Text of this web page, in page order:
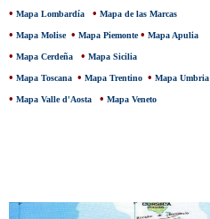
• Mapa Lombardía • Mapa de las Marcas
• Mapa Molise • Mapa Piemonte • Mapa Apulia
• Mapa Cerdeña • Mapa Sicilia
• Mapa Toscana • Mapa Trentino • Mapa Umbria
• Mapa Valle d'Aosta • Mapa Veneto